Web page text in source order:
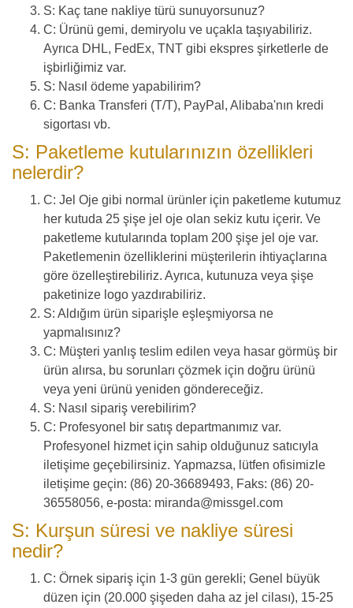
S: Kaç tane nakliye türü sunuyorsunuz?
C: Ürünü gemi, demiryolu ve uçakla taşıyabiliriz.
Ayrıca DHL, FedEx, TNT gibi ekspres şirketlerle de
işbirliğimiz var.
S: Nasıl ödeme yapabilirim?
C: Banka Transferi (T/T), PayPal, Alibaba'nın kredi
sigortası vb.
S: Paketleme kutularınızın özellikleri
nelerdir?
C: Jel Oje gibi normal ürünler için paketleme kutumuz
her kutuda 25 şişe jel oje olan sekiz kutu içerir. Ve
paketleme kutularında toplam 200 şişe jel oje var.
Paketlemenin özelliklerini müşterilerin ihtiyaçlarına
göre özelleştirebiliriz. Ayrıca, kutunuza veya şişe
paketinize logo yazdırabiliriz.
S: Aldığım ürün siparişle eşleşmiyorsa ne
yapmalısınız?
C: Müşteri yanlış teslim edilen veya hasar görmüş bir
ürün alırsa, bu sorunları çözmek için doğru ürünü
veya yeni ürünü yeniden göndereceğiz.
S: Nasıl sipariş verebilirim?
C: Profesyonel bir satış departmanımız var.
Profesyonel hizmet için sahip olduğunuz satıcıyla
iletişime geçebilirsiniz. Yapmazsa, lütfen ofisimizle
iletişime geçin: (86) 20-36689493, Faks: (86) 20-
36558056, e-posta: miranda@missgel.com
S: Kurşun süresi ve nakliye süresi
nedir?
C: Örnek sipariş için 1-3 gün gerekli; Genel büyük
düzen için (20.000 şişeden daha az jel cilası), 15-25